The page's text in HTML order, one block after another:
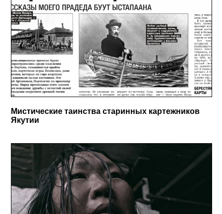
Мистические таинства старинных картежников
Якутии